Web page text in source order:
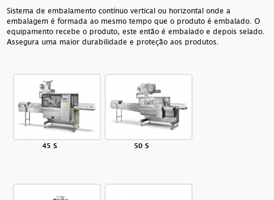
Sistema de embalamento contínuo vertical ou horizontal onde a
embalagem é formada ao mesmo tempo que o produto é embalado. O
equipamento recebe o produto, este então é embalado e depois selado.
Assegura uma maior durabilidade e proteção aos produtos.
45 S 50 S